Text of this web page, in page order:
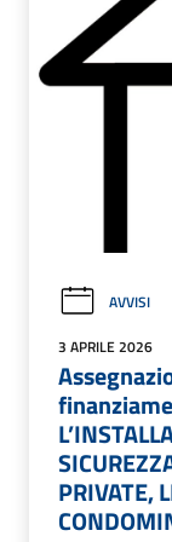
AVVISI
3 APRILE 2026
PRIVATE,